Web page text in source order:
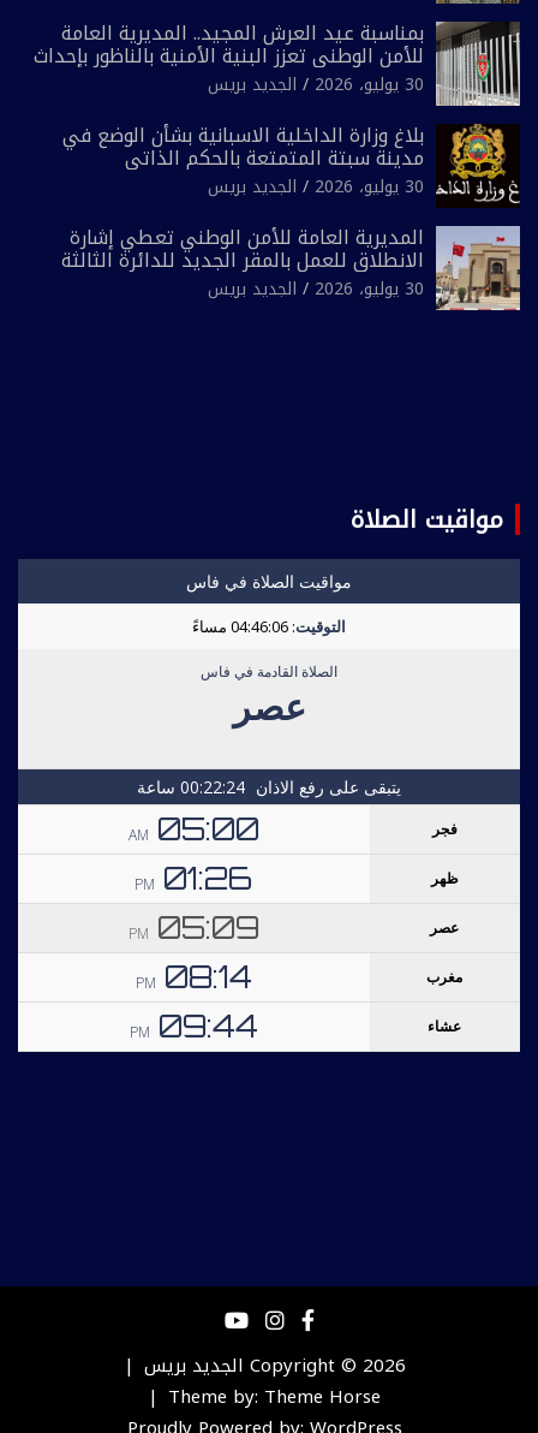
بمناسبة عيد العرش المجيد.. المديرية العامة
للأمن الوطني تعزز البنية الأمنية بالناظور بإحداث
فرقتين جديدتين
30 يوليو، 2026 الجديد بريس
بلاغ وزارة الداخلية الاسبانية بشأن الوضع في
مدينة سبتة المتمتعة بالحكم الذاتي
30 يوليو، 2026 الجديد بريس
المديرية العامة للأمن الوطني تعطي إشارة
الانطلاق للعمل بالمقر الجديد للدائرة الثالثة
للشرطة بولاية أمن العيون
30 يوليو، 2026 الجديد بريس
مواقيت الصلاة
Copyright © 2026 الجديد بريس
Theme by: Theme Horse